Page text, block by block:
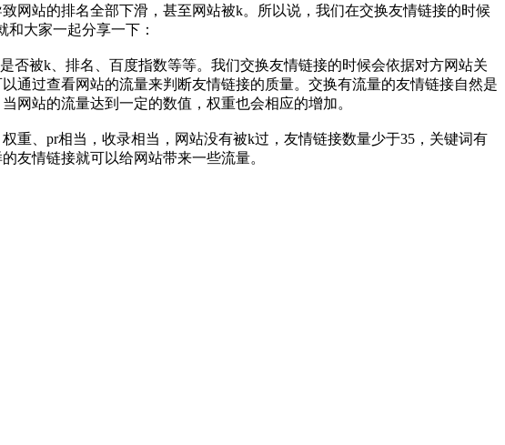
站的排名全部下滑，甚至网站被k。所以说，我们在交换友情链接的时候
和大家一起分享一下：
否被k、排名、百度指数等等。我们交换友情链接的时候会依据对方网站关
通过查看网站的流量来判断友情链接的质量。交换有流量的友情链接自然是
网站的流量达到一定的数值，权重也会相应的增加。
重、pr相当，收录相当，网站没有被k过，友情链接数量少于35，关键词有
友情链接就可以给网站带来一些流量。